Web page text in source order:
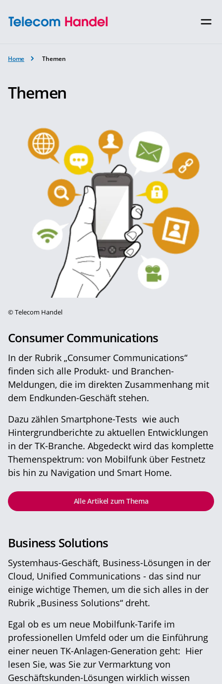
Home Themen
Themen
©Telecom Handel
Consumer Communications
In der Rubrik „Consumer Communications“
finden sich alle Produkt- und Branchen-
Meldungen, die im direkten Zusammenhang mit
dem Endkunden-Geschäft stehen.
Dazu zählen Smartphone-Tests wie auch
Hintergrundberichte zu aktuellen Entwicklungen
in der TK-Branche. Abgedeckt wird das komplette
Themenspektrum: von Mobilfunk über Festnetz
bis hin zu Navigation und Smart Home.
Alle Artikel zum Thema
Business Solutions
Systemhaus-Geschäft, Business-Lösungen in der
Cloud, Unified Communications - das sind nur
einige wichtige Themen, um die sich alles in der
Rubrik „Business Solutions“ dreht.
Egal ob es um neue Mobilfunk-Tarife im
professionellen Umfeld oder um die Einführung
einer neuen TK-Anlagen-Generation geht: Hier
lesen Sie, was Sie zur Vermarktung von
Geschäftskunden-Lösungen wirklich wissen